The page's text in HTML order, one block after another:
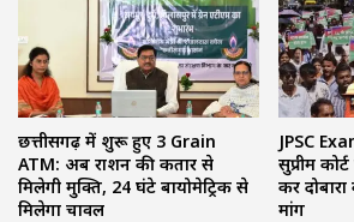
छत्तीसगढ़ में शुरू हुए 3 Grain
ATM: अब राशन की कतार से
मिलेगी मुक्ति, 24 घंटे बायोमेट्रिक से
मिलेगा चावल
JPSC
सुप्रीम
कर
मांग